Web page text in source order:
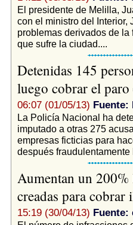
El presidente de Melilla,
con el ministro del Interior,
problemas derivados de
que sufre la ciudad....
Detenidas 145
luego cobrar el paro
06:07 (01/05/13) Fuente:
La Policía Nacional ha
imputado a otras 275
empresas ficticias para
después
Aumentan un 200%
creadas para cobrar
15:19 (30/04/13) Fuente: